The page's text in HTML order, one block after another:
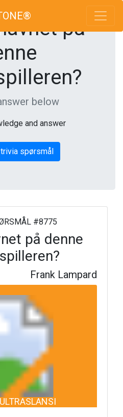
på
below
and answer
spørsmål
#8775
på denne
Frank Lampard